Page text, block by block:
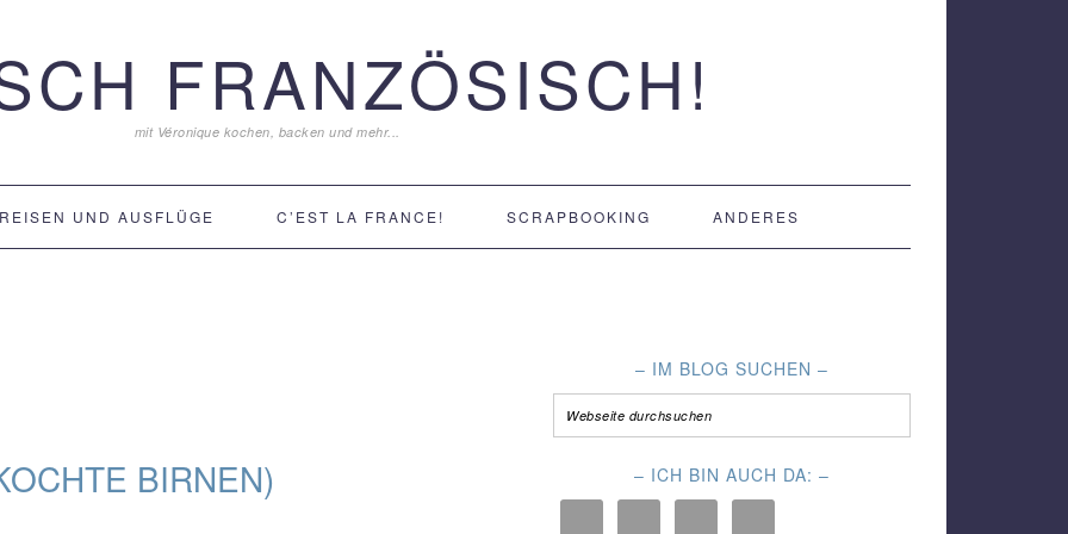
FRANZÖSISCH!
mit Véronique kochen, backen und mehr...
REISEN UND AUSFLÜGE C’EST LA FRANCE! SCRAPBOOKING ANDERES
BIRNEN)
– IM BLOG SUCHEN –
– ICH BIN AUCH DA: –